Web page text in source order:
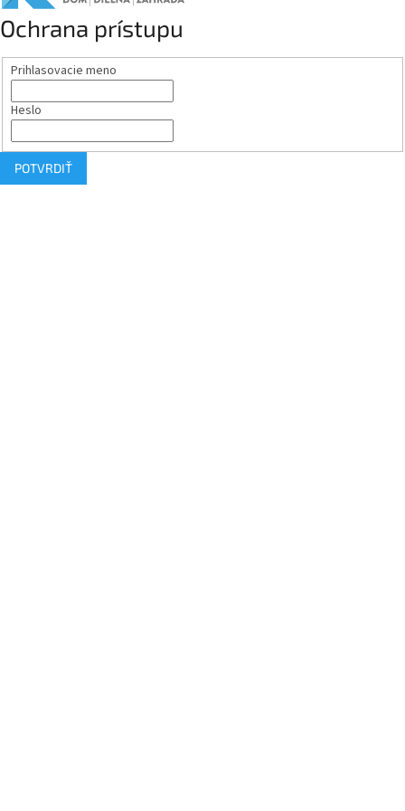
Ochrana prístupu
Prihlasovacie meno
Heslo
POTVRDIŤ